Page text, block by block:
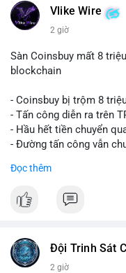
Vlike Wire
2 giờ
Sàn Coinsbuy mất 8
blockchain
- Coinsbuy bị trộm 8
- Tấn công diễn ra trên
- Hầu hết tiền chuyển
- Đường tấn công vẫn
#binancesquare
$trx $eth
📰 Nguồn: CoinDesk
Đọc thêm
Đội Trinh Sát
2 giờ